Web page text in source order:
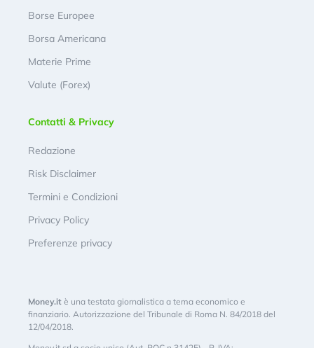
Borse Europee
Borsa Americana
Materie Prime
Valute (Forex)
Contatti & Privacy
Redazione
Risk Disclaimer
Termini e Condizioni
Privacy Policy
Preferenze privacy
Money.it è una testata giornalistica a tema economico e
finanziario. Autorizzazione del Tribunale di Roma N. 84/2018 del
12/04/2018.